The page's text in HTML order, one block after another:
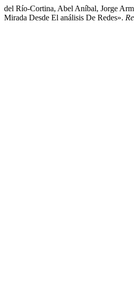
del Río-Cortina, Abel Aníbal, Jorge
Mirada Desde El análisis De Redes».